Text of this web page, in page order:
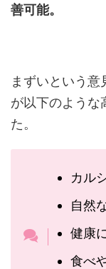
善可能。
まずいという
が以下のような
た。
カル
自然
健康
食べ